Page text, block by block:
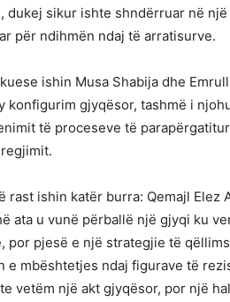
dukej sikur ishte shndërruar në
për ndihmën ndaj të arratisurve.
ishin Musa Shabija dhe
konfigurim gjyqësor, tashmë i
të proceseve të
rast ishin katër burra: Qemajl Elez
ata u vunë përballë një gjyqi ku
por pjesë e një strategjie të
e mbështetjes ndaj figurave të
vetëm një akt gjyqësor, por një